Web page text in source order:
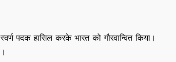
पदक हासिल करके भारत को गौरवान्वित किया।